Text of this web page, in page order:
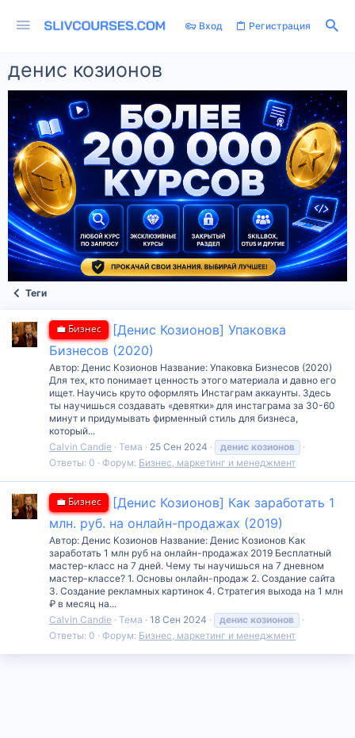
Вход Регистрация
денис козионов
Теги
💼 Бизнес
[Денис Козионов] Упаковка
Бизнесов (2020)
Автор: Денис Козионов Название: Упаковка Бизнесов (2020)
Для тех, кто понимает ценность этого материала и давно его
ищет. Научись круто оформлять Инстаграм аккаунты. Здесь
ты научишься создавать «девятки» для инстаграма за 30-60
минут и придумывать фирменный стиль для бизнеса,
который...
Calvin Candie Тема 25 Сен 2024 денис козионов
Ответы: 0
Форум: Бизнес, маркетинг и менеджмент
💼 Бизнес
[Денис Козионов] Как заработать 1
млн. руб. на онлайн-продажах (2019)
Автор: Денис Козионов Название: Денис Козионов Как
заработать 1 млн руб на онлайн-продажах 2019 Бесплатный
мастер-класс на 7 дней. Чему ты научишься на 7 дневном
мастер-классе? 1. Основы онлайн-продаж 2. Создание сайта
3. Создание рекламных картинок 4. Стратегия выхода на 1 млн
₽ в месяц на...
Calvin Candie Тема 18 Сен 2024 денис козионов
Ответы: 0
Форум: Бизнес, маркетинг и менеджмент